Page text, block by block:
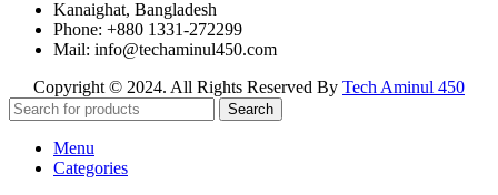
Kanaighat, Bangladesh
Phone: +880 1331-272299
Mail: info@techaminul450.com
Copyright © 2024. All Rights Reserved By Tech Aminul 450
Search
Menu
Categories